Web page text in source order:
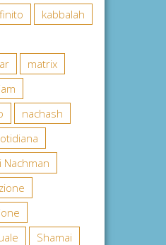
kabbalah
matrix
nachash
Nachman
Shamai